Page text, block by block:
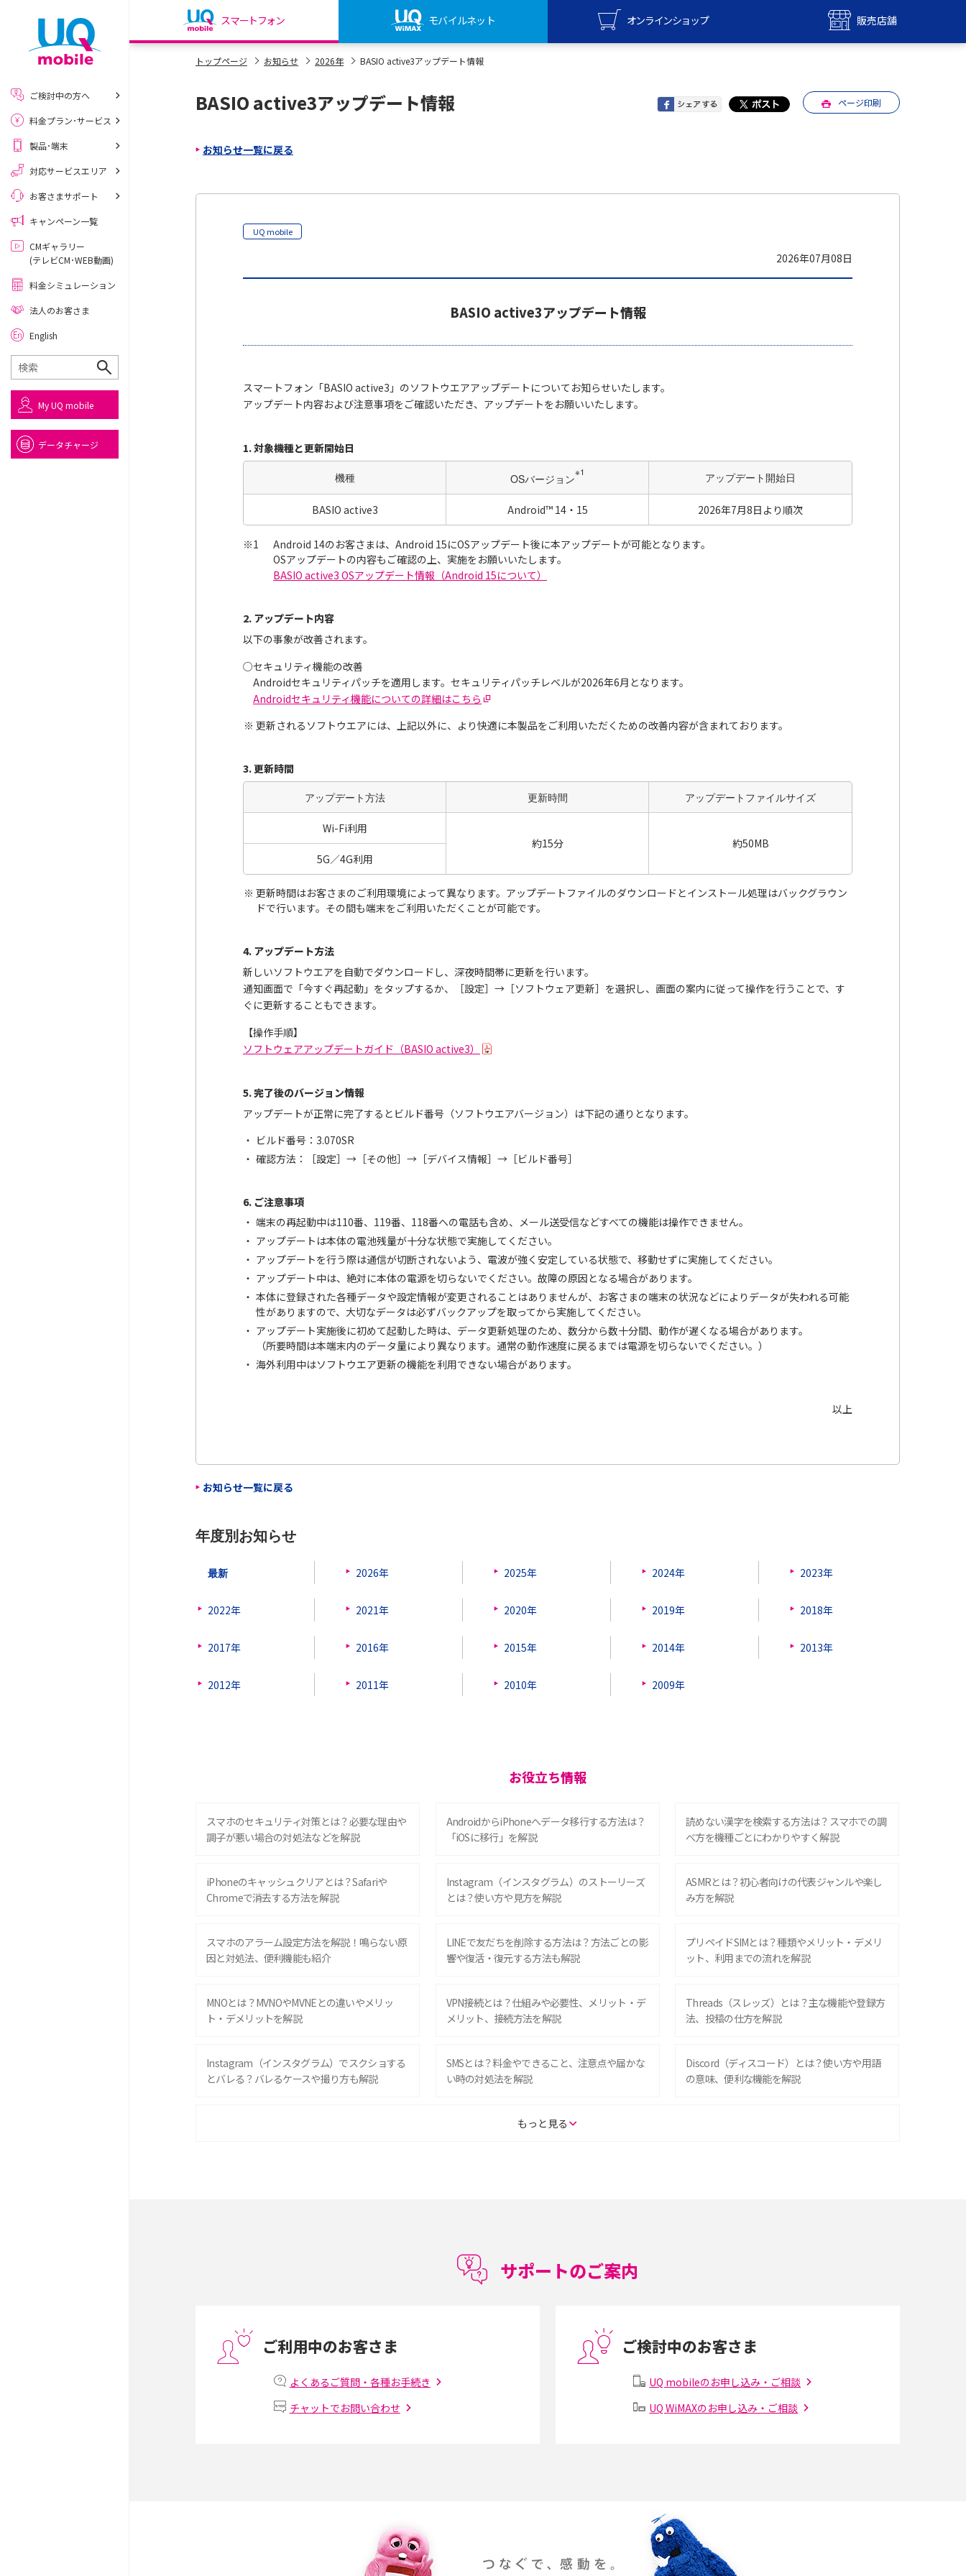
スマートフォン モバイルネット オンラインショップ 販売店舗
my UQ WiMAX
My UQ mobile
UQ mobile
UQ WiMAX
トップページ お知らせ 2026年 BASIO active3アップデート情報
BASIO active3アップデート情報 ページ印刷
お知らせ一覧に戻る
UQ mobile
2026年07月08日
BASIO active3アップデート情報
スマートフォン「BASIO active3」のソフトウエアアップデートについてお知らせいたします。
アップデート内容および注意事項をご確認いただき、アップデートをお願いいたします。
1. 対象機種と更新開始日
機種 OSバージョン※1 アップデート開始日
BASIO active3 Android™ 14・15 2026年7月8日より順次
※1
Android 14のお客さまは、Android 15にOSアップデート後に本アップデートが可能となります。
OSアップデートの内容もご確認の上、実施をお願いいたします。
BASIO active3 OSアップデート情報（Android 15について）
2. アップデート内容
以下の事象が改善されます。
○セキュリティ機能の改善
Androidセキュリティパッチを適用します。セキュリティパッチレベルが2026年6月となります。
Androidセキュリティ機能についての詳細はこちら
更新されるソフトウエアには、上記以外に、より快適に本製品をご利用いただくための改善内容が含まれております。
3. 更新時間
アップデート方法 更新時間 アップデートファイルサイズ
Wi-Fi利用
約15分
約50MB
5G／4G利用
更新時間はお客さまのご利用環境によって異なります。アップデートファイルのダウンロードとインストール処理はバックグラウン
ドで行います。その間も端末をご利用いただくことが可能です。
4. アップデート方法
新しいソフトウエアを自動でダウンロードし、深夜時間帯に更新を行います。
通知画面で「今すぐ再起動」をタップするか、［設定］→［ソフトウェア更新］を選択し、画面の案内に従って操作を行うことで、す
ぐに更新することもできます。
【操作手順】
ソフトウェアアップデートガイド（BASIO active3）
5. 完了後のバージョン情報
アップデートが正常に完了するとビルド番号（ソフトウエアバージョン）は下記の通りとなります。
ビルド番号：3.070SR
確認方法：［設定］→［その他］→［デバイス情報］→［ビルド番号］
6. ご注意事項
端末の再起動中は110番、119番、118番への電話も含め、メール送受信などすべての機能は操作できません。
アップデートは本体の電池残量が十分な状態で実施してください。
アップデートを行う際は通信が切断されないよう、電波が強く安定している状態で、移動せずに実施してください。
アップデート中は、絶対に本体の電源を切らないでください。故障の原因となる場合があります。
本体に登録された各種データや設定情報が変更されることはありませんが、お客さまの端末の状況などによりデータが失われる可能
性がありますので、大切なデータは必ずバックアップを取ってから実施してください。
アップデート実施後に初めて起動した時は、データ更新処理のため、数分から数十分間、動作が遅くなる場合があります。
（所要時間は本端末内のデータ量により異なります。通常の動作速度に戻るまでは電源を切らないでください。）
海外利用中はソフトウエア更新の機能を利用できない場合があります。
以上
お知らせ一覧に戻る
年度別お知らせ
最新 2026年 2025年 2024年 2023年
2022年 2021年 2020年 2019年 2018年
2017年 2016年 2015年 2014年 2013年
2012年 2011年 2010年 2009年
お役立ち情報
スマホのセキュリティ対策とは？必要な理由や
調子が悪い場合の対処法などを解説
AndroidからiPhoneへデータ移行する方法は？
「iOSに移行」を解説
読めない漢字を検索する方法は？スマホでの調
べ方を機種ごとにわかりやすく解説
iPhoneのキャッシュクリアとは？Safariや
Chromeで消去する方法を解説
Instagram（インスタグラム）のストーリーズ
とは？使い方や見方を解説
ASMRとは？初心者向けの代表ジャンルや楽し
み方を解説
スマホのアラーム設定方法を解説！鳴らない原
因と対処法、便利機能も紹介
LINEで友だちを削除する方法は？方法ごとの影
響や復活・復元する方法も解説
プリペイドSIMとは？種類やメリット・デメリ
ット、利用までの流れを解説
MNOとは？MVNOやMVNEとの違いやメリッ
ト・デメリットを解説
VPN接続とは？仕組みや必要性、メリット・デ
メリット、接続方法を解説
Threads（スレッズ）とは？主な機能や登録方
法、投稿の仕方を解説
Instagram（インスタグラム）でスクショする
とバレる？バレるケースや撮り方も解説
SMSとは？料金やできること、注意点や届かな
い時の対処法を解説
Discord（ディスコード）とは？使い方や用語
の意味、便利な機能を解説
iPhone 16eとiPhone 14を徹底比較！スペッ
ト・デメリットを詳しく紹介
非通知設定とは？184で電話をかける方法や
iPhone・Androidの設定を解説
iCloudの使用容量を減らす9つの方法！使用状
の設定方法やおススメを紹介
LINEの着信音や通知音の設定・変更方法を解
着信拒否とは？設定方法やブロックした番号の
LINEでブロックされているか確認する方法は？
もっと見る
サポートのご案内
ご利用中のお客さま
よくあるご質問・各種お手続き
チャットでお問い合わせ
ご検討中のお客さま
UQ mobileのお申し込み・ご相談
UQ WiMAXのお申し込み・ご相談
ご検討中の方へ
料金プラン･サービス
製品･端末
対応サービスエリア
お客さまサポート
キャンペーン一覧
CMギャラリー
(テレビCM･WEB動画)
料金シミュレーション
法人のお客さま
English
My UQ mobile
データチャージ